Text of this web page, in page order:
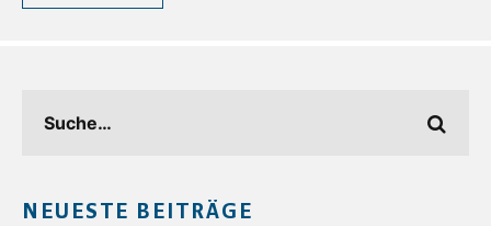
NEUESTE BEITRÄGE